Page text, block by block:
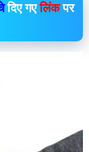
दिए गएलिंकपर